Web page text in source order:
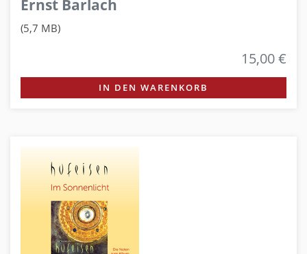
Ernst Barlach
(5,7 MB)
15,00 €
IN DEN WARENKORB